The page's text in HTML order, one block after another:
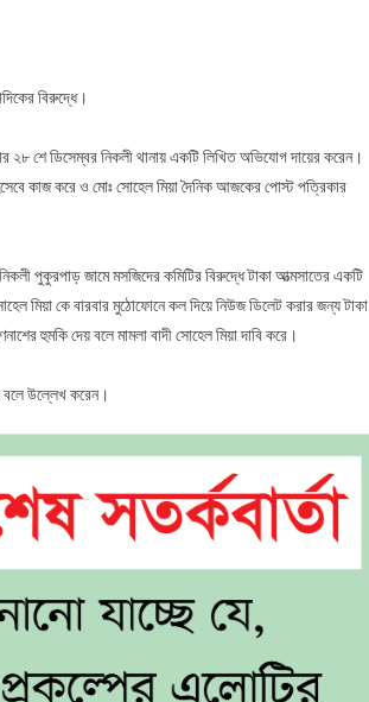
বিরুদ্ধে।
২৮ শে ডিসেম্বর নিকলী থানায় একটি লিখিত অভিযোগ দায়ের করেন।
কাজ করে ও মোঃ সোহেল মিয়া দৈনিক আজকের পোস্ট পত্রিকার
পুকুরপাড় জামে মসজিদের কমিটির বিরুদ্ধে টাকা আত্মসাতের একটি
মিয়া কে বারবার মুঠোফোনে কল দিয়ে নিউজ ডিলেট করার জন্য টাকা
হুমকি দেয় বলে মামলা বাদী সোহেল মিয়া দাবি করে।
বলে উল্লেখ করেন।